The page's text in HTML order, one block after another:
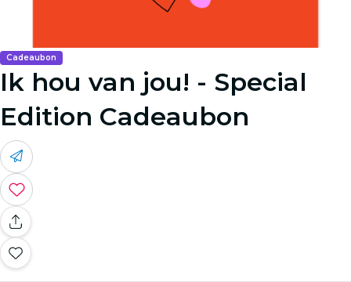
Cadeaubon
Ik hou van jou! - Special
Edition Cadeaubon